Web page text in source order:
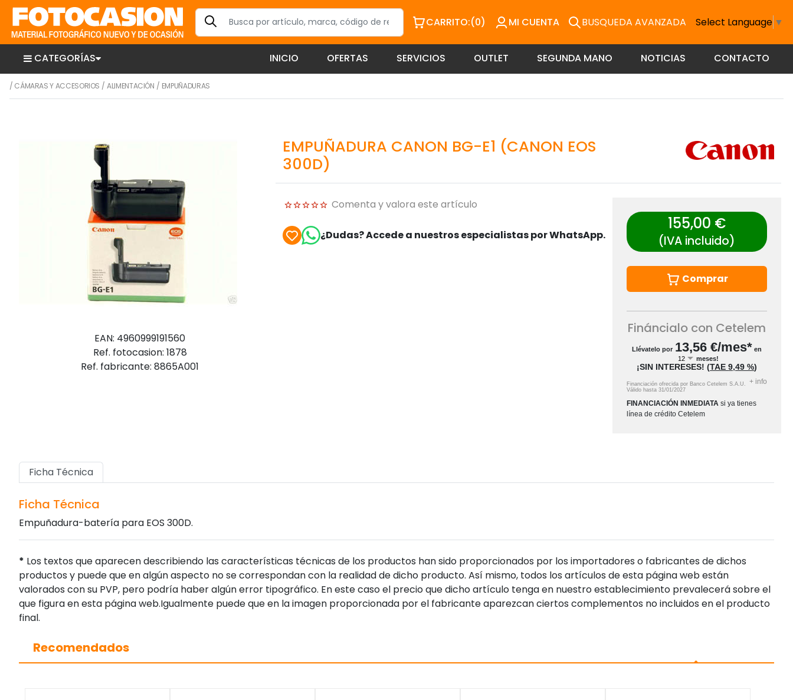
CARRITO:(0) MI CUENTA BUSQUEDA AVANZADA Select Language ▼
CATEGORÍAS INICIO OFERTAS SERVICIOS OUTLET SEGUNDA MANO NOTICIAS CONTACTO
/ CÁMARAS Y ACCESORIOS /ALIMENTACIÓN / EMPUÑADURAS
EAN: 4960999191560
Ref. fotocasion: 1878
Ref. fabricante: 8865A001
EMPUÑADURA CANON BG-E1 (CANON EOS
300D)
Comenta y valora este artículo
¿Dudas? Accede a nuestros especialistas por WhatsApp.
155,00 €
(IVA incluido)
Comprar
Fináncialo con Cetelem
Llévatelo por 13,56 €/mes* en
meses!
¡SIN INTERESES!(TAE9,49 %)
Financiación ofrecida por Banco Cetelem S.A.U.
Válido hasta31/01/2027
+ info
FINANCIACIÓN INMEDIATA si ya tienes
línea de crédito Cetelem
Ficha Técnica
Ficha Técnica
Empuñadura-batería para EOS 300D.
* Los textos que aparecen describiendo las características técnicas de los productos han sido proporcionados por los importadores o fabricantes de dichos
productos y puede que en algún aspecto no se correspondan con la realidad de dicho producto. Así mismo, todos los artículos de esta página web están
valorados con su PVP, pero podría haber algún error tipográfico. En este caso el precio que dicho artículo tenga en nuestro establecimiento prevalecerá sobre el
que figura en esta página web.Igualmente puede que en la imagen proporcionada por el fabricante aparezcan ciertos complementos no incluidos en el producto
final.
Recomendados